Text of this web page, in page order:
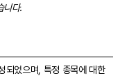
니다.
되었으며, 특정 종목에 대한